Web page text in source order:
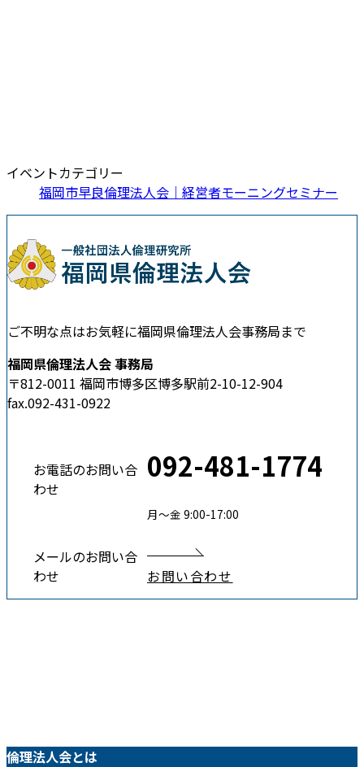
イベントカテゴリー
福岡市早良倫理法人会｜経営者モーニングセミナー
ご不明な点はお気軽に福岡県倫理法人会事務局まで
福岡県倫理法人会 事務局
〒812-0011 福岡市博多区博多駅前2-10-12-904
fax.092-431-0922
お電話のお問い合
わせ
092-481-1774
月〜金 9:00-17:00
メールのお問い合
わせ
お問い合わせ
倫理法人会とは